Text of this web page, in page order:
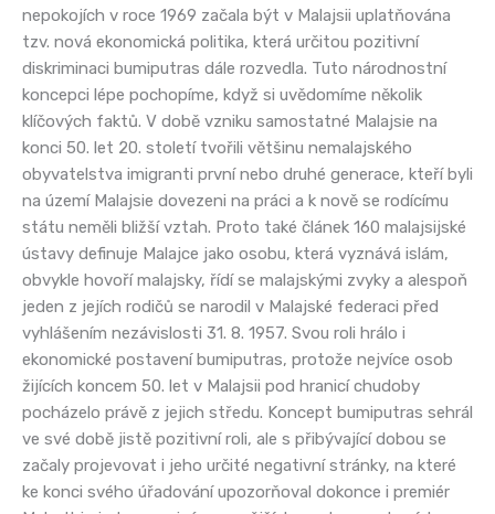
nepokojích v roce 1969 začala být v Malajsii uplatňována
tzv. nová ekonomická politika, která určitou pozitivní
diskriminaci bumiputras dále rozvedla. Tuto národnostní
koncepci lépe pochopíme, když si uvědomíme několik
klíčových faktů. V době vzniku samostatné Malajsie na
konci 50. let 20. století tvořili většinu nemalajského
obyvatelstva imigranti první nebo druhé generace, kteří byli
na území Malajsie dovezeni na práci a k nově se rodícímu
státu neměli bližší vztah. Proto také článek 160 malajsijské
ústavy definuje Malajce jako osobu, která vyznává islám,
obvykle hovoří malajsky, řídí se malajskými zvyky a alespoň
jeden z jejích rodičů se narodil v Malajské federaci před
vyhlášením nezávislosti 31. 8. 1957. Svou roli hrálo i
ekonomické postavení bumiputras, protože nejvíce osob
žijících koncem 50. let v Malajsii pod hranicí chudoby
pocházelo právě z jejich středu. Koncept bumiputras sehrál
ve své době jistě pozitivní roli, ale s přibývající dobou se
začaly projevovat i jeho určité negativní stránky, na které
ke konci svého úřadování upozorňoval dokonce i premiér